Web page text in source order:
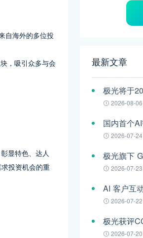
自海外的多位投
，吸引众多与会
显特色、达人
投资机会的重
最新文章
2026-08-06
2026-07-24
2026-07-23
2026-07-22
2026-07-20